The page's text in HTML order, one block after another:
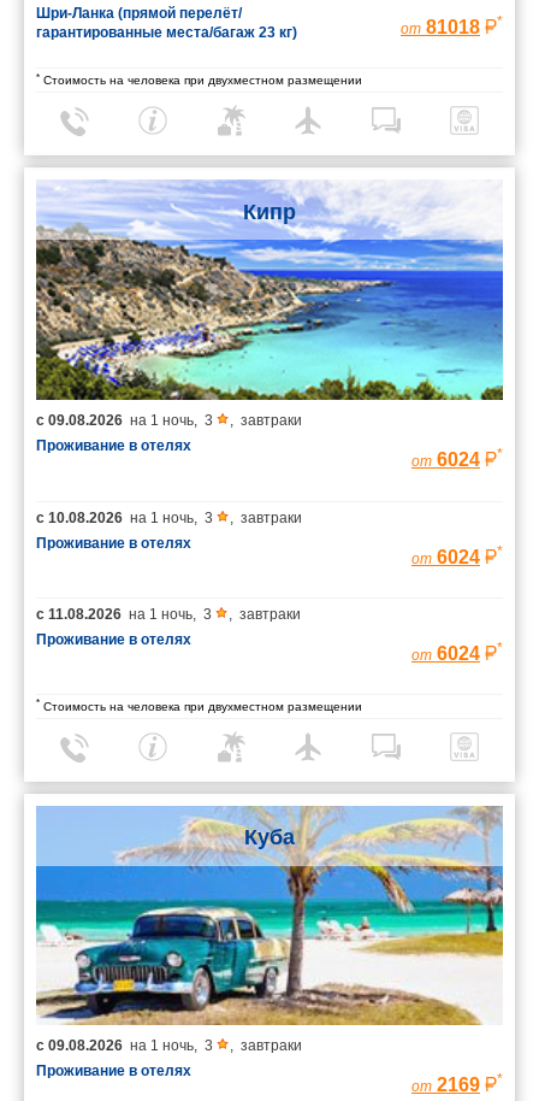
Шри-Ланка (прямой перелёт/
гарантированные места/багаж 23 кг)
от 81018 *
* Стоимость на человека при двухместном размещении
Кипр
с 09.08.2026 на 1 ночь 3
завтраки
Проживание в отелях
от 6024 *
с 10.08.2026 на 1 ночь 3
завтраки
Проживание в отелях
от 6024 *
с 11.08.2026 на 1 ночь 3
завтраки
Проживание в отелях
от 6024 *
* Стоимость на человека при двухместном размещении
Куба
с 09.08.2026 на 1 ночь 3
завтраки
Проживание в отелях
от 2169 *